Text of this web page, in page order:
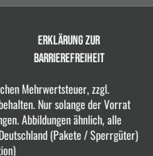
ERKLÄRUNG ZUR
BARRIEREFREIHEIT
Mehrwertsteuer, zzgl.
Nur solange der Vorrat
Abbildungen ähnlich, alle
(Pakete / Sperrgüter)